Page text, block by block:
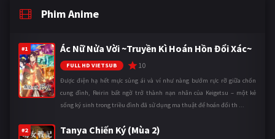
Phim Anime
#1 Ác Nữ Nửa Vời ~Truyền Kì Hoán Hồn Đổi Xác~
FULL HD VIETSUB 10
Được điện hạ hết mực sủng ái và ví như nàng bướm rực rỡ giữa chốn
cung đình, Reirin bất ngờ trở thành nạn nhân của Keigetsu – một kẻ
sống ký sinh trong triều đình đã sử dụng ma thuật để hoán đổi th ...
#2 Tanya Chiến Ký (Mùa 2)